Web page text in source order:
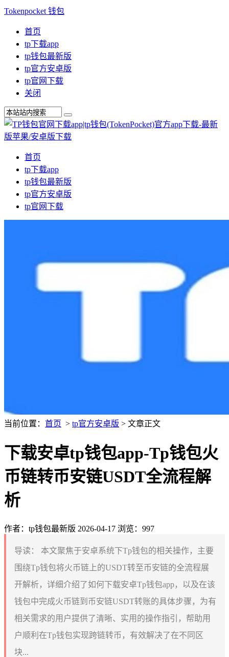
Tokenpocket 钱包
首页
tp下载app
tp钱包最新版
tp官方安卓版
tp官网下载
关闭
首页
tp下载app
tp钱包最新版
tp官方安卓版
tp官网下载
当前位置： 首页 > tp官方安卓版 > 文章正文
下载安卓tp钱包app-Tp钱包火
币链转币安链USDT全流程解
析
作者：tp钱包最新版 2026-04-17 浏览：997
导读：
本文聚焦于安卓系统下Tp钱包的相关操作，主要
围绕Tp钱包将火币链上的USDT转至币安链的全流程展
开解析，详细介绍了如何下载安卓Tp钱包app，以及在该
钱包中完成火币链到币安链USDT转账的具体步骤，为有
相关需求的用户提供了清晰、实用的操作指引，帮助用
户顺利在Tp钱包实现跨链转币，有效解决了在不同区
块...